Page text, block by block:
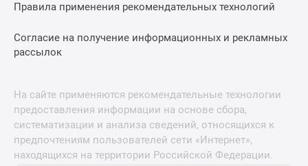
Правила применения рекомендательных технологий
Согласие на получение информационных и рекламных
рассылок
На сайте применяются рекомендательные технологии
предоставления информации на основе сбора,
систематизации и анализа сведений, относящихся к
предпочтениям пользователей сети «Интернет»,
находящихся на территории Российской Федерации.